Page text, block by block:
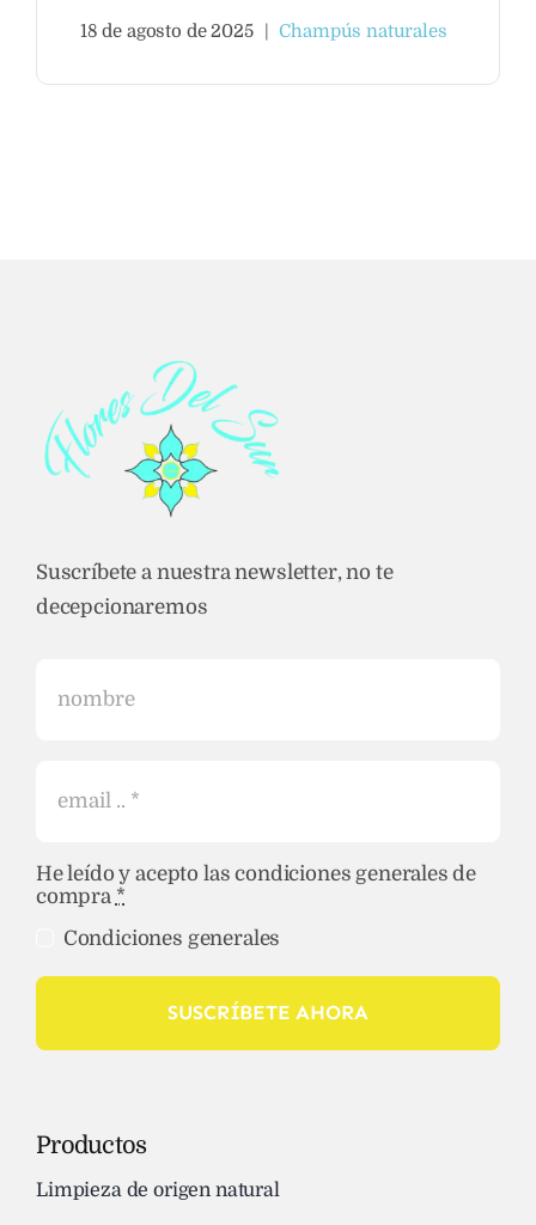
18 de agosto de 2025 | Champús naturales
Suscríbete a nuestra newsletter, no te
decepcionaremos
He leído y acepto las condiciones generales de
compra *
Condiciones generales
SUSCRÍBETE AHORA
Productos
Limpieza de origen natural